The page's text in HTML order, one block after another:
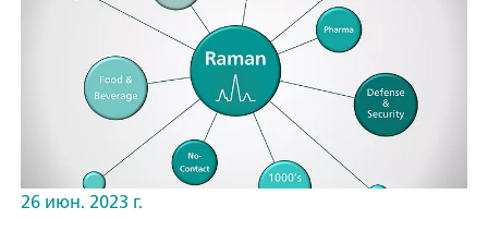
26 июн. 2023 г.